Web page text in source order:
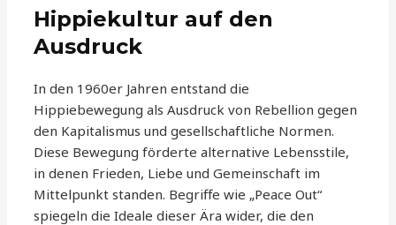
Hippiekultur auf den
Ausdruck
In den 1960er Jahren entstand die
Hippiebewegung als Ausdruck von Rebellion gegen
den Kapitalismus und gesellschaftliche Normen.
Diese Bewegung förderte alternative Lebensstile,
in denen Frieden, Liebe und Gemeinschaft im
Mittelpunkt standen. Begriffe wie „Peace Out“
spiegeln die Ideale dieser Ära wider, die den